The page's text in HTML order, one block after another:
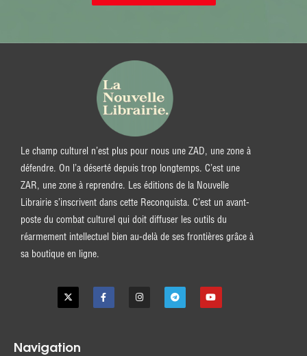
Le champ culturel n’est plus pour nous une ZAD, une zone à
défendre. On l’a déserté depuis trop longtemps. C’est une
ZAR, une zone à reprendre. Les éditions de la Nouvelle
Librairie s’inscrivent dans cette Reconquista. C’est un avant-
poste du combat culturel qui doit diffuser les outils du
réarmement intellectuel bien au-delà de ses frontières grâce à
sa boutique en ligne.
Navigation